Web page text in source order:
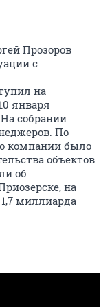
Прозоров
с
на
января
собрании
По
компании было
объектов
об
на
миллиарда